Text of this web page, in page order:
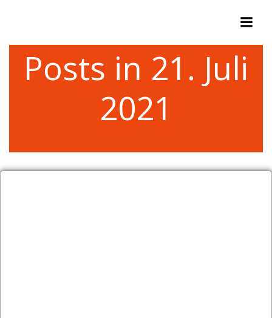
Posts in 21. Juli
2021